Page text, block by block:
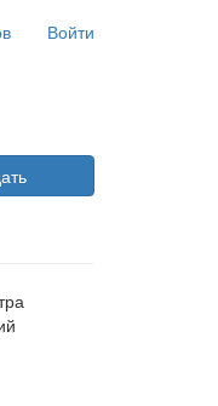
Войти